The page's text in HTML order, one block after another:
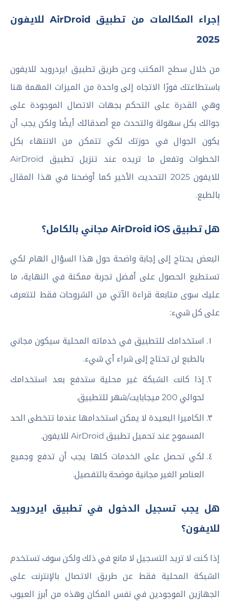
إجراء المكالمات من تطبيق AirDroid للايفون
2025
من خلال سطح المكتب وعن طريق تطبيق ايردرويد للايفون
باستطاعتك فورًا الاتجاه إلى واحدة من الميزات المهمة هنا
وهي القدرة على التحكم بجهات الاتصال الموجودة على
جوالك بكل سهولة والتحدث مع أصدقائك أيضًا ولكن يجب أن
يكون الجوال في حوزتك لكي تتمكن من الانتهاء بكل
الخطوات وتفعل ما تريده عند تنزيل تطبيق AirDroid
للايفون 2025 التحديث الأخير كما أوضحنا في هذا المقال
بالطبع.
هل تطبيق AirDroid iOS مجاني بالكامل؟
البعض يحتاج إلى إجابة واضحة حول هذا السؤال الهام لكي
تستطيع الحصول على أفضل تجربة ممكنة في النهاية، ما
عليك سوى متابعة قراءة الآتي من الشروحات فقط لتتعرف
على كل شيء:
استخدامك للتطبيق في خدماته المحلية سيكون مجاني
بالطبع لن تحتاج إلى شراء أي شيء.
إذا كانت الشبكة غير محلية ستدفع بعد استخدامك
لحوالي 200 ميجابايت/شهر للتطبيق.
الكاميرا البعيدة لا يمكن استخدامها عندما تتخطى الحد
المسموح عند تحميل تطبيق AirDroid للايفون.
لكي تحصل على الخدمات كلها يجب أن تدفع وجميع
العناصر الغير مجانية موضحة بالتفصيل.
هل يجب تسجيل الدخول في تطبيق ايردرويد
للايفون؟
إذا كنت لا تريد التسجيل لا مانع في ذلك ولكن سوف تستخدم
الشبكة المحلية فقط عن طريق الاتصال بالإنترنت على
الجهازين الموجودين في نفس المكان وهذه من أبرز العيوب